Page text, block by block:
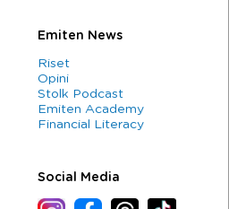
Emiten News
Riset
Opini
Stolk Podcast
Emiten Academy
Financial Literacy
Social Media